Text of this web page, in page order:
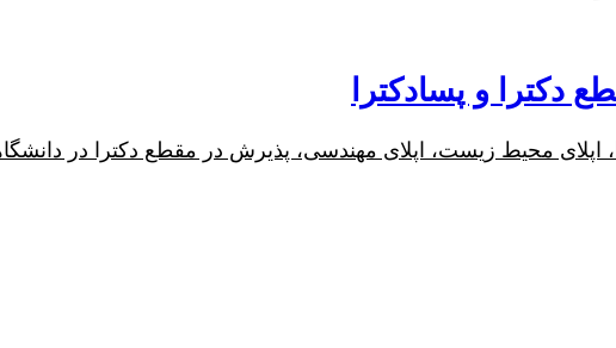
دکترا و پسادکترا
اپلای محیط زیست، اپلای مهندسی، پذیرش در مقطع دکترا در